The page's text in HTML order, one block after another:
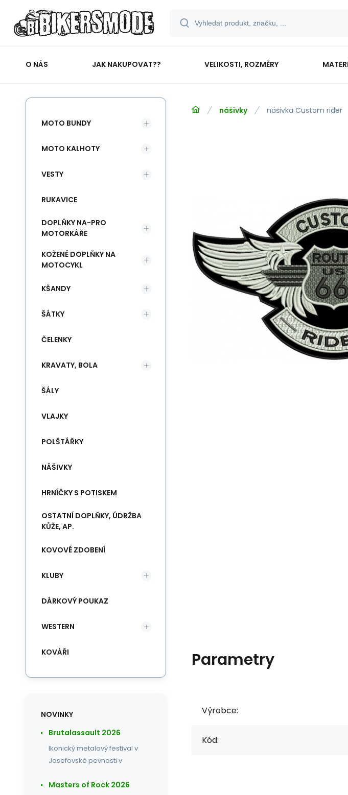
O NÁS JAK NAKUPOVAT?? VELIKOSTI, ROZMĚRY
nášivky nášivka Custom rider
Parametry
Výrobce:
Kód:
MOTO BUNDY
MOTO KALHOTY
VESTY
RUKAVICE
DOPLŇKY NA-PRO
MOTORKÁŘE
KOŽENÉ DOPLŇKY NA
MOTOCYKL
KŠANDY
ŠÁTKY
ČELENKY
KRAVATY, BOLA
ŠÁLY
VLAJKY
POLŠTÁŘKY
NÁŠIVKY
HRNÍČKY S POTISKEM
OSTATNÍ DOPLŇKY, ÚDRŽBA
KŮŽE, AP.
KOVOVÉ ZDOBENÍ
KLUBY
DÁRKOVÝ POUKAZ
WESTERN
KOVÁŘI
NOVINKY
Brutalassault 2026
Ikonický metalový festival v
Josefovské pevnosti v
Masters of Rock 2026